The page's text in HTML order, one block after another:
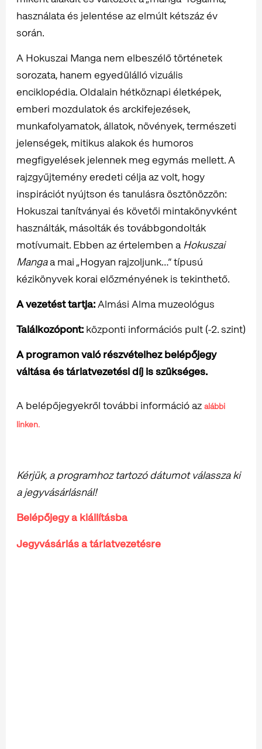
használata és jelentése az elmúlt kétszáz év
során.
A Hokuszai Manga nem elbeszélő történetek
sorozata, hanem egyedülálló vizuális
enciklopédia. Oldalain hétköznapi életképek,
emberi mozdulatok és arckifejezések,
munkafolyamatok, állatok, növények, természeti
jelenségek, mitikus alakok és humoros
megfigyelések jelennek meg egymás mellett. A
rajzgyűjtemény eredeti célja az volt, hogy
inspirációt nyújtson és tanulásra ösztönözzön:
Hokuszai tanítványai és követői mintakönyvként
használták, másolták és továbbgondolták
motívumait. Ebben az értelemben aHokuszai
Mangaa mai „Hogyan rajzoljunk…” típusú
kézikönyvek korai előzményének is tekinthető.
A vezetést tartja:Almási Alma muzeológus
Találkozópont: központi információs pult (-2. szint)
A programon való részvételhez belépőjegy
váltása és tárlatvezetési díj is szükséges.
A belépőjegyekről további információ az alábbi
linken.
Kérjük, a programhoz tartozó dátumot válassza ki
a jegyvásárlásnál!
Belépőjegy a kiállításba
Jegyvásárlás a tárlatvezetésre